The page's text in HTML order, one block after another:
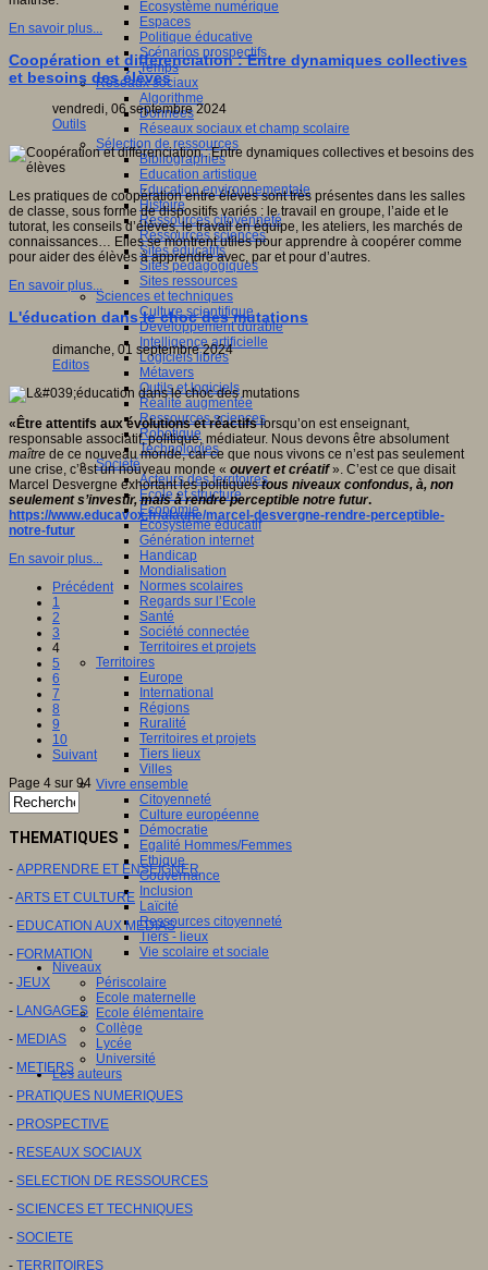
Ecosystème numérique
Espaces
Politique éducative
Scénarios prospectifs
Temps
Réseaux sociaux
Algorithme
Données
Réseaux sociaux et champ scolaire
Sélection de ressources
Bibliographies
Education artistique
Education environnementale
Histoire
Ressources citoyenneté
Ressources sciences
Sites éducatifs
Sites pédagogiques
Sites ressources
Sciences et techniques
Culture scientifique
Développement durable
Intelligence artificielle
Logiciels libres
Métavers
Outils et logiciels
Réalité augmentée
Ressources sciences
Robotique
Technologies
Société
Acteurs des territoires
Ecole et structure
Economie
Ecosystème éducatif
Génération internet
Handicap
Mondialisation
Normes scolaires
Regards sur l’Ecole
Santé
Société connectée
Territoires et projets
Territoires
Europe
International
Régions
Ruralité
Territoires et projets
Tiers lieux
Villes
Vivre ensemble
Citoyenneté
Culture européenne
Démocratie
Egalité Hommes/Femmes
Ethique
Gouvernance
Inclusion
Laïcité
Ressources citoyenneté
Tiers - lieux
Vie scolaire et sociale
Niveaux
Périscolaire
Ecole maternelle
Ecole élémentaire
Collège
Lycée
Université
Les auteurs
En savoir plus...
Coopération et différenciation : Entre dynamiques collectives
et besoins des élèves
vendredi, 06 septembre 2024
Outils
Les pratiques de coopération entre élèves sont très présentes dans les salles
de classe, sous forme de dispositifs variés : le travail en groupe, l’aide et le
tutorat, les conseils d’élèves, le travail en équipe, les ateliers, les marchés de
connaissances… Elles se montrent utiles pour apprendre à coopérer comme
pour aider des élèves à apprendre avec, par et pour d’autres.
En savoir plus...
L'éducation dans le choc des mutations
dimanche, 01 septembre 2024
Editos
«Être attentifs aux évolutions et réactifslorsqu’on est enseignant,
responsable associatif, politique, médiateur. Nous devons être absolument
maître de ce nouveau monde, car ce que nous vivons ce n’est pas seulement
une crise, c’est un nouveau monde « ouvert et créatif». C’est ce que disait
Marcel Desvergne exhortant les politiquestous niveaux confondus, à, non
seulement s’investir, mais à rendre perceptible notre futur.
https://www.educavox.fr/alaune/marcel-desvergne-rendre-perceptible-
notre-futur
En savoir plus...
Précédent
1
2
3
4
5
6
7
8
9
10
Suivant
Page 4 sur 94
THEMATIQUES
- APPRENDRE ET ENSEIGNER
-ARTS ET CULTURE
- EDUCATION AUX MEDIAS
- FORMATION
- JEUX
- LANGAGES
- MEDIAS
- METIERS
- PRATIQUES NUMERIQUES
- PROSPECTIVE
- RESEAUX SOCIAUX
- SELECTION DE RESSOURCES
- SCIENCES ET TECHNIQUES
- SOCIETE
- TERRITOIRES